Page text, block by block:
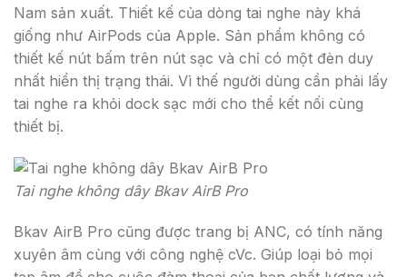
Nam sản xuất. Thiết kế của dòng tai nghe này khá
giống như AirPods của Apple. Sản phẩm không có
thiết kế nút bấm trên nút sạc và chỉ có một đèn duy
nhất hiển thị trạng thái. Vì thế người dùng cần phải lấy
tai nghe ra khỏi dock sạc mới cho thể kết nối cùng
thiết bị.
Tai nghe không dây Bkav AirB Pro
Bkav AirB Pro cũng được trang bị ANC, có tính năng
xuyên âm cùng với công nghệ cVc. Giúp loại bỏ mọi